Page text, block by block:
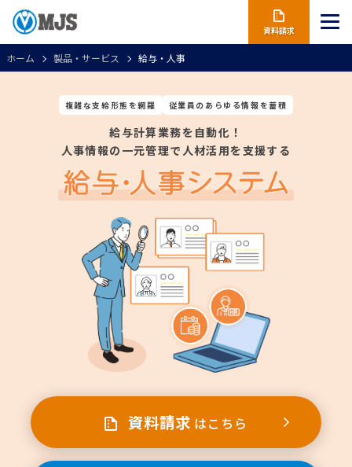
資料請求
ホーム 製品・サービス 給与・人事
複雑な支給形態を網羅 従業員のあらゆる情報を蓄積
給与計算業務を自動化！
人事情報の一元管理で人材活用を支援する
資料請求 はこちら